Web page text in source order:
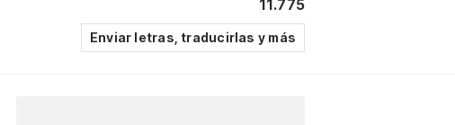
11.775
Enviar letras, traducirlas y más